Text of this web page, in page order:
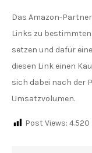
Das Amazon-
Links zu
setzen und dafür
diesen Link einen
sich dabei nach der
Umsatzvolumen.
Post Views: 4.520